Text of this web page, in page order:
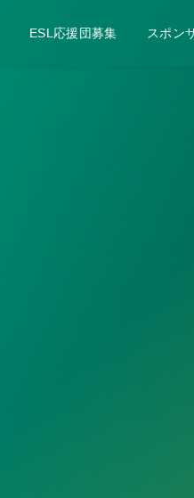
ESL応援団募集 スポン